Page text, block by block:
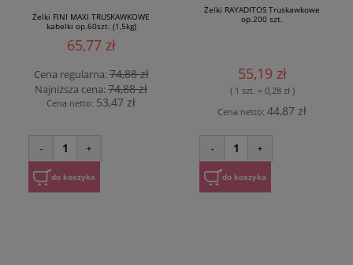
Żelki FINI MAXI TRUSKAWKOWE
kabelki op.60szt. (1,5kg)
65,77 zł
Cena regularna:74,88 zł
Najniższa cena:74,88 zł
Cena netto: 53,47 zł
- 1 +
do koszyka
Żelki RAYADITOS Truskawkowe
op.200 szt.
55,19 zł
( 1 szt. = 0,28 zł )
Cena netto: 44,87 zł
- 1 +
do koszyka